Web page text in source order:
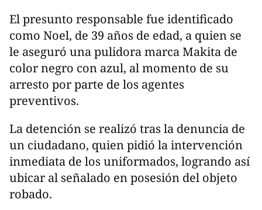
El presunto responsable fue identificado
como Noel, de 39 años de edad, a quien se
le aseguró una pulidora marca Makita de
color negro con azul, al momento de su
arresto por parte de los agentes
preventivos.
La detención se realizó tras la denuncia de
un ciudadano, quien pidió la intervención
inmediata de los uniformados, logrando así
ubicar al señalado en posesión del objeto
robado.